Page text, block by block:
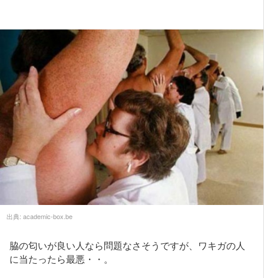
出典: academic-box.be
脇の匂いが良い人なら問題なさそうですが、ワキガの人
に当たったら最悪・・。